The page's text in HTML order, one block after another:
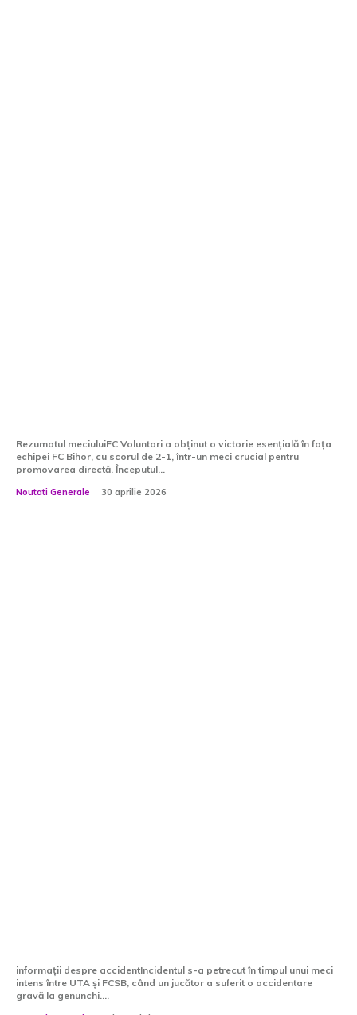
Rezumatul meciuluiFC Voluntari a obținut o victorie esențială în fața
echipei FC Bihor, cu scorul de 2-1, într-un meci crucial pentru
promovarea directă. Începutul...
Noutati Generale 30 aprilie 2026
informații despre accidentIncidentul s-a petrecut în timpul unui meci
intens între UTA și FCSB, când un jucător a suferit o accidentare
gravă la genunchi....